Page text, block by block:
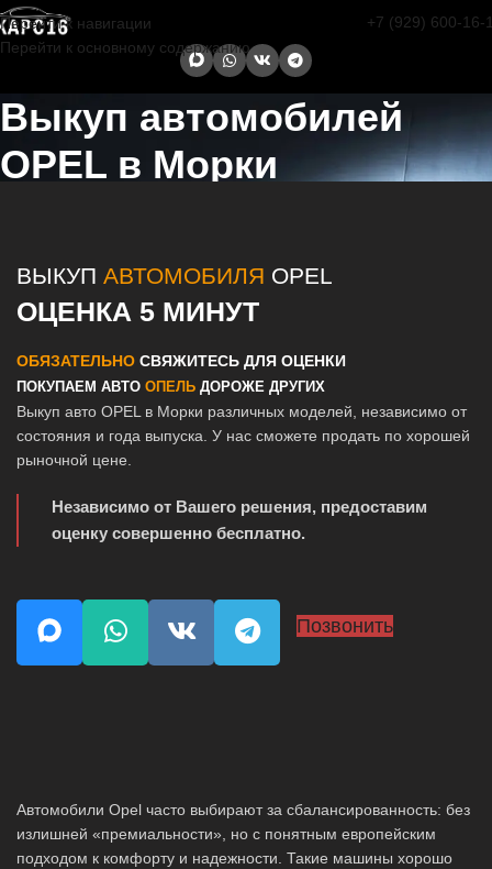
Перейти к навигации
Перейти к основному содержанию
+7 (929) 600-16-
Выкуп автомобилей
OPEL в Морки
ВЫКУП АВТОМОБИЛЯ OPEL
ОЦЕНКА 5 МИНУТ
ОБЯЗАТЕЛЬНО СВЯЖИТЕСЬ ДЛЯ ОЦЕНКИ
ПОКУПАЕМ АВТО ОПЕЛЬ ДОРОЖЕ ДРУГИХ
Выкуп авто OPEL в Морки различных моделей, независимо от
состояния и года выпуска. У нас сможете продать по хорошей
рыночной цене.
Независимо от Вашего решения, предоставим
оценку совершенно бесплатно.
Позвонить
Автомобили Opel часто выбирают за сбалансированность: без
излишней «премиальности», но с понятным европейским
подходом к комфорту и надежности. Такие машины хорошо